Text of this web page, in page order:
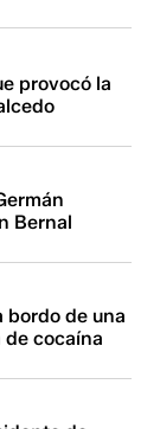
provocó la
Bernal
bordo de una
de cocaína